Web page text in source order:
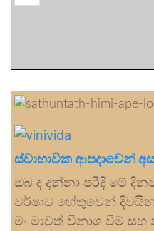
ස්වාභාවික ආපදාවෙන්
ඔබ ද දන්නා පරිදි මේ
වර්ෂාව හේතුවෙන් දිවයින
මං මාවත් විනාශ වීම් සහ